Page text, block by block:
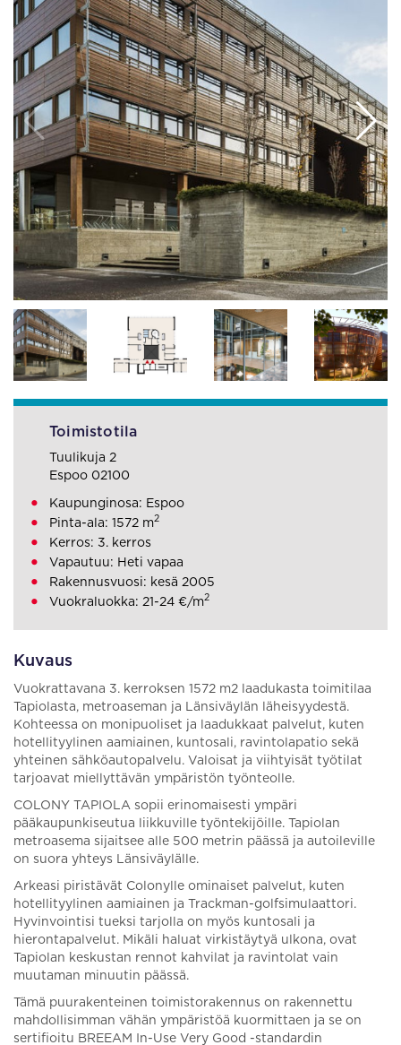
Kuvaus
Vuokrattavana 3. kerroksen 1572 m2 laadukasta toimitilaa
Tapiolasta, metroaseman ja Länsiväylän läheisyydestä.
Kohteessa on monipuoliset ja laadukkaat palvelut, kuten
hotellityylinen aamiainen, kuntosali, ravintolapatio sekä
yhteinen sähköautopalvelu. Valoisat ja viihtyisät työtilat
tarjoavat miellyttävän ympäristön työnteolle.
COLONY TAPIOLA sopii erinomaisesti ympäri
pääkaupunkiseutua liikkuville työntekijöille. Tapiolan
metroasema sijaitsee alle 500 metrin päässä ja autoileville
on suora yhteys Länsiväylälle.
Arkeasi piristävät Colonylle ominaiset palvelut, kuten
hotellityylinen aamiainen ja Trackman-golfsimulaattori.
Hyvinvointisi tueksi tarjolla on myös kuntosali ja
hierontapalvelut. Mikäli haluat virkistäytyä ulkona, ovat
Tapiolan keskustan rennot kahvilat ja ravintolat vain
muutaman minuutin päässä.
Tämä puurakenteinen toimistorakennus on rakennettu
mahdollisimman vähän ympäristöä kuormittaen ja se on
sertifioitu BREEAM In-Use Very Good -standardin
Toimistotila
Tuulikuja 2
Espoo 02100
Kaupunginosa: Espoo
Pinta-ala: 1572 m2
Kerros: 3. kerros
Vapautuu: Heti vapaa
Rakennusvuosi: kesä 2005
Vuokraluokka: 21-24 €/m2